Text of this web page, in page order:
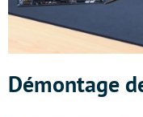
Démontage